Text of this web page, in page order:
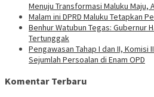
Menuju Transformasi Maluku Maju,
Malam ini DPRD Maluku Tetapkan
Benhur Watubun Tegas: Gubernur
Tertunggak
Pengawasan Tahap I dan II, Komisi
Sejumlah Persoalan di Enam OPD
Komentar Terbaru